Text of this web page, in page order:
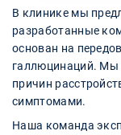
В клинике мы
разработанные
основан на
галлюцинаций. Мы
причин
симптомами.
Наша команда